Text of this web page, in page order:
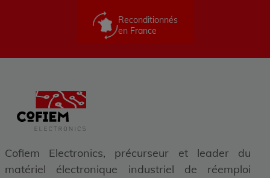
Reconditionnés
en France
Cofiem Electronics, précurseur et leader du
matériel électronique industriel de réemploi